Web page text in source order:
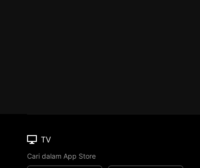
TV
Cari dalam App Store